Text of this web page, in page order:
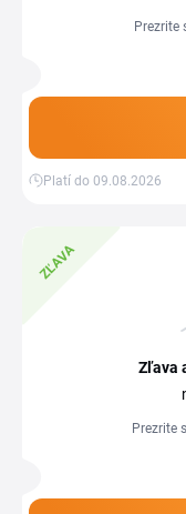
Prezrite
Platí do 09.08.2026
ZĽAVA
Zľava
Prezrite